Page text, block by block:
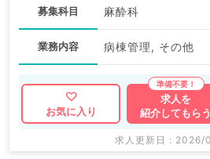
募集科目 麻酔科
業務内容 病棟管理, その他
お気に入り
求人を
紹介してもらう
求人更新日 : 2026/